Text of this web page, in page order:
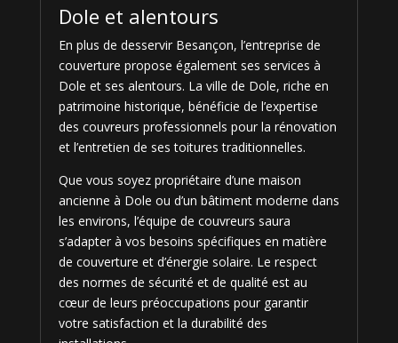
Dole et alentours
En plus de desservir Besançon, l’entreprise de
couverture propose également ses services à
Dole et ses alentours. La ville de Dole, riche en
patrimoine historique, bénéficie de l’expertise
des couvreurs professionnels pour la rénovation
et l’entretien de ses toitures traditionnelles.
Que vous soyez propriétaire d’une maison
ancienne à Dole ou d’un bâtiment moderne dans
les environs, l’équipe de couvreurs saura
s’adapter à vos besoins spécifiques en matière
de couverture et d’énergie solaire. Le respect
des normes de sécurité et de qualité est au
cœur de leurs préoccupations pour garantir
votre satisfaction et la durabilité des